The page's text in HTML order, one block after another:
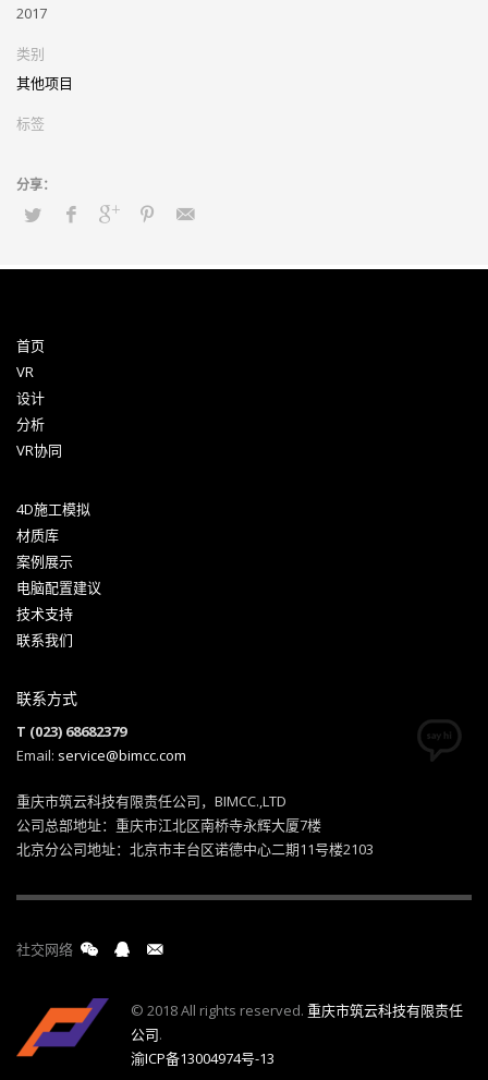
2017
类别
其他项目
标签
首页
VR
设计
分析
VR协同
4D施工模拟
材质库
案例展示
电脑配置建议
技术支持
联系我们
联系方式
T (023) 68682379
Email: service@bimcc.com
重庆市筑云科技有限责任公司，BIMCC.,LTD
公司总部地址：重庆市江北区南桥寺永辉大厦7楼
北京分公司地址：北京市丰台区诺德中心二期11号楼2103
社交网络
© 2018 All rights reserved. 重庆市筑云科技有限责任
公司.
渝ICP备13004974号-13